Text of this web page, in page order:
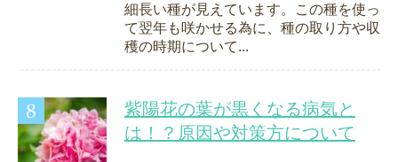
細長い種が見えています。この種を使っ
て翌年も咲かせる為に、種の取り方や収
穫の時期について...
紫陽花の葉が黒くなる病気と
は！？原因や対策方について